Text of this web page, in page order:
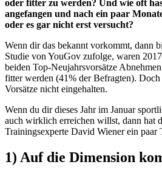
oder fitter zu werden? Und wie oft
angefangen und nach ein paar
oder es gar nicht erst versucht?
Wenn dir das bekannt vorkommt, dann
Studie von YouGov zufolge, waren
beiden Top-Neujahrsvorsätze
fitter werden (41% der Befragten).
Vorsätze nicht eingehalten.
Wenn du dir dieses Jahr im Januar
auch wirklich erreichen willst, dann hat
Trainingsexperte David Wiener ein paar
1) Auf die Dimension